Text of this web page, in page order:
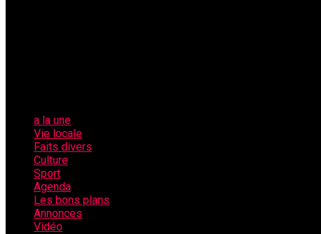
a la une
Vie locale
Faits divers
Culture
Sport
Agenda
Les bons plans
Annonces
Vidéo